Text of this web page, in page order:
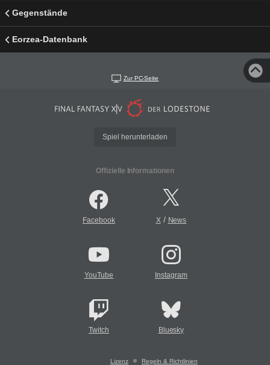
Gegenstände
Eorzea-Datenbank
Zur PC-Seite
Spiel herunterladen
Offizielle Informationen
Facebook X/ News
YouTube Instagram
Twitch Bluesky
Lizenz Regeln & Richtlinien